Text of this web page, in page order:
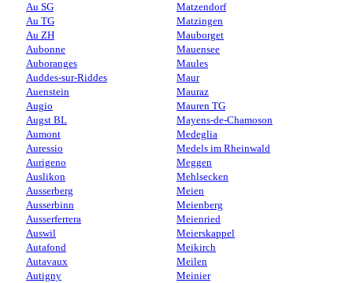
Au SG
Au TG
Au ZH
Aubonne
Auboranges
Auddes-sur-Riddes
Auenstein
Augio
Augst BL
Aumont
Auressio
Aurigeno
Auslikon
Ausserberg
Ausserbinn
Ausserferrera
Auswil
Autafond
Autavaux
Autigny
Matzendorf
Matzingen
Mauborget
Mauensee
Maules
Maur
Mauraz
Mauren TG
Mayens-de-Chamoson
Medeglia
Medels im Rheinwald
Meggen
Mehlsecken
Meien
Meienberg
Meienried
Meierskappel
Meikirch
Meilen
Meinier